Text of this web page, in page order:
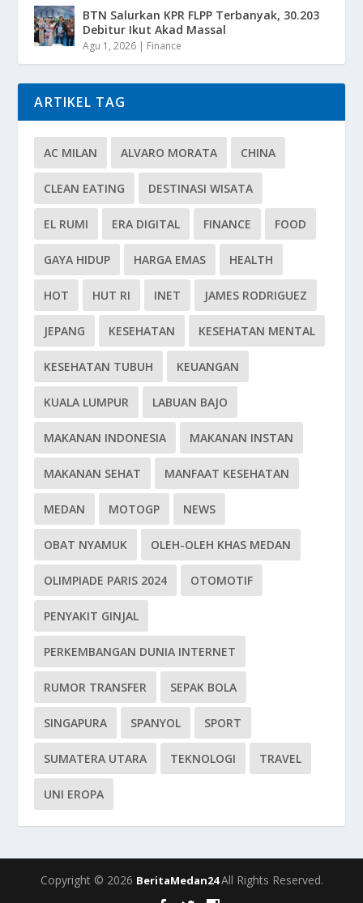
BTN Salurkan KPR FLPP Terbanyak, 30.203
Debitur Ikut Akad Massal
Agu 1, 2026 | Finance
ARTIKEL TAG
AC MILAN ALVARO MORATA CHINA
CLEAN EATING DESTINASI WISATA
EL RUMI ERA DIGITAL FINANCE FOOD
GAYA HIDUP HARGA EMAS HEALTH
HOT HUT RI INET JAMES RODRIGUEZ
JEPANG KESEHATAN KESEHATAN MENTAL
KESEHATAN TUBUH KEUANGAN
KUALA LUMPUR LABUAN BAJO
MAKANAN INDONESIA MAKANAN INSTAN
MAKANAN SEHAT MANFAAT KESEHATAN
MEDAN MOTOGP NEWS
OBAT NYAMUK OLEH-OLEH KHAS MEDAN
OLIMPIADE PARIS 2024 OTOMOTIF
PENYAKIT GINJAL
PERKEMBANGAN DUNIA INTERNET
RUMOR TRANSFER SEPAK BOLA
SINGAPURA SPANYOL SPORT
SUMATERA UTARA TEKNOLOGI TRAVEL
UNI EROPA
Copyright © 2026 BeritaMedan24All Rights Reserved.